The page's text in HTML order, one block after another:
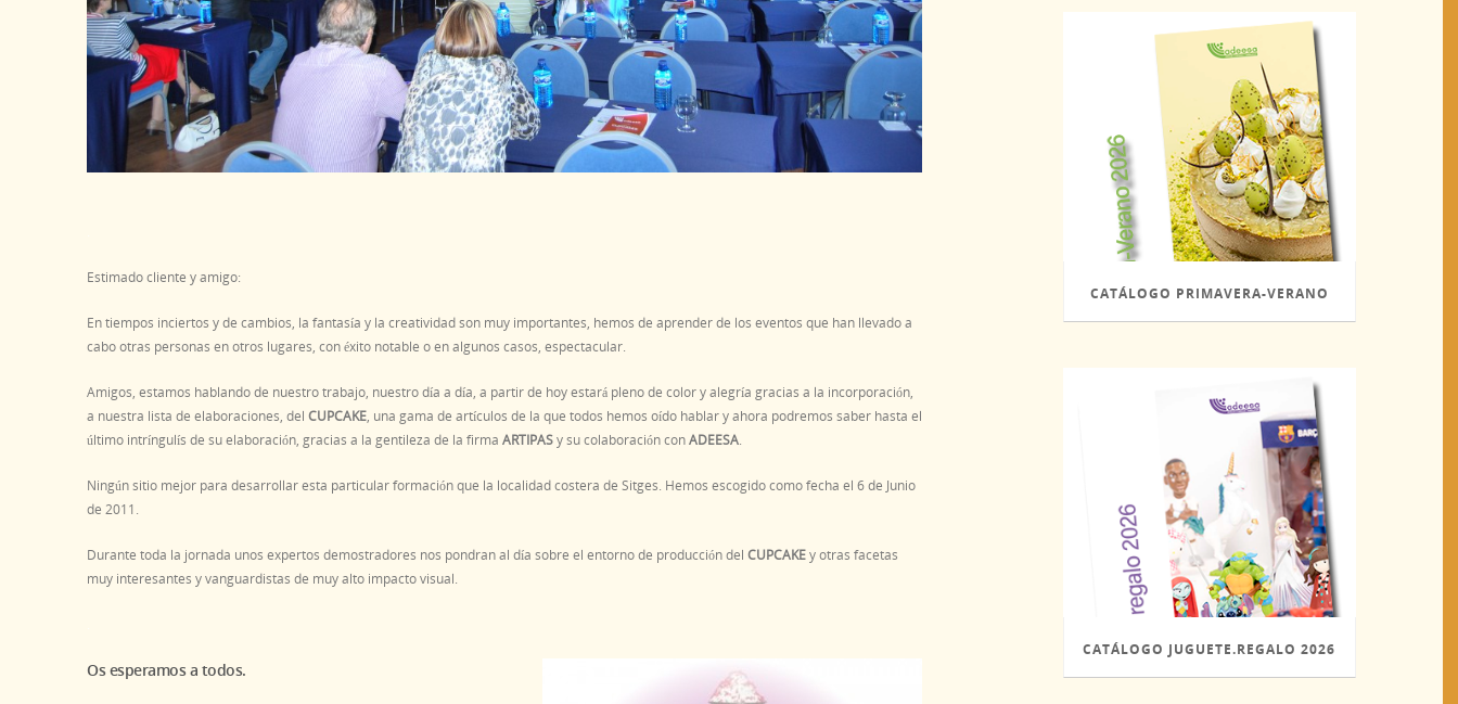
Estimado cliente y amigo:
En tiempos inciertos y de cambios, la fantasía y la creatividad son muy importantes, hemos de aprender de los eventos que han llevado a
cabo otras personas en otros lugares, con éxito notable o en algunos casos, espectacular.
Amigos, estamos hablando de nuestro trabajo, nuestro día a día, a partir de hoy estará pleno de color y alegría gracias a la incorporación,
a nuestra lista de elaboraciones, del CUPCAKE, una gama de artículos de la que todos hemos oído hablar y ahora podremos saber hasta el
último intríngulís de su elaboración, gracias a la gentileza de la firma ARTIPASy su colaboración conADEESA.
Ningún sitio mejor para desarrollar esta particular formación que la localidad costera de Sitges. Hemos escogido como fecha el 6 de Junio
de 2011.
Durante toda la jornada unos expertos demostradores nos pondran al día sobre el entorno de producción del CUPCAKEy otras facetas
muy interesantes y vanguardistas de muy alto impacto visual.
Os esperamos a todos.
CATÁLOGO PRIMAVERA-VERANO
2026 (PDF)
CATÁLOGO JUGUETE.REGALO 2026
(PDF)